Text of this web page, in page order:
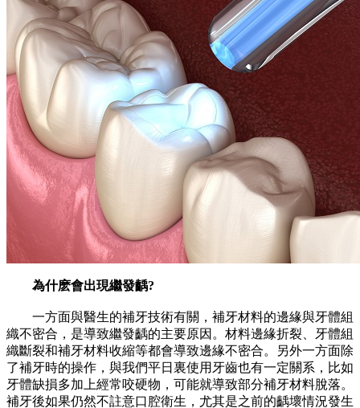
為什麽會出現繼發齲?
一方面與醫生的補牙技術有關，補牙材料的邊緣與牙體組
織不密合，是導致繼發齲的主要原因。材料邊緣折裂、牙體組
織斷裂和補牙材料收縮等都會導致邊緣不密合。另外一方面除
了補牙時的操作，與我們平日裏使用牙齒也有一定關系，比如
牙體缺損多加上經常咬硬物，可能就導致部分補牙材料脫落。
補牙後如果仍然不註意口腔衛生，尤其是之前的齲壞情況發生